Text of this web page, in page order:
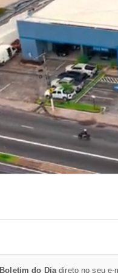
Boletim do Diadireto no seu e-